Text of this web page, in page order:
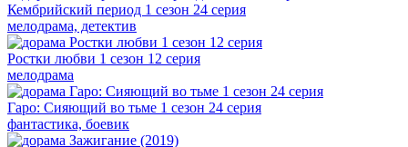
Кембрийский период 1 сезон 24 серия
мелодрама, детектив
Ростки любви 1 сезон 12 серия
мелодрама
Гаро: Сияющий во тьме 1 сезон 24 серия
фантастика, боевик